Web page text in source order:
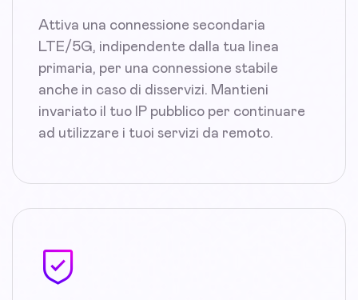
Attiva una connessione secondaria
LTE/5G, indipendente dalla tua linea
primaria, per una connessione stabile
anche in caso di disservizi. Mantieni
invariato il tuo IP pubblico per continuare
ad utilizzare i tuoi servizi da remoto.